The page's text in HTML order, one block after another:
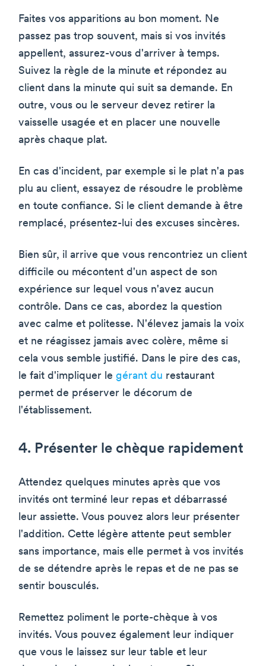
Faites vos apparitions au bon moment. Ne
passez pas trop souvent, mais si vos invités
appellent, assurez-vous d'arriver à temps.
Suivez la règle de la minute et répondez au
client dans la minute qui suit sa demande. En
outre, vous ou le serveur devez retirer la
vaisselle usagée et en placer une nouvelle
après chaque plat.
En cas d'incident, par exemple si le plat n'a pas
plu au client, essayez de résoudre le problème
en toute confiance. Si le client demande à être
remplacé, présentez-lui des excuses sincères.
Bien sûr, il arrive que vous rencontriez un client
difficile ou mécontent d'un aspect de son
expérience sur lequel vous n'avez aucun
contrôle. Dans ce cas, abordez la question
avec calme et politesse. N'élevez jamais la voix
et ne réagissez jamais avec colère, même si
cela vous semble justifié. Dans le pire des cas,
le fait d'impliquer le gérant du restaurant
permet de préserver le décorum de
l'établissement.
4. Présenter le chèque rapidement
Attendez quelques minutes après que vos
invités ont terminé leur repas et débarrassé
leur assiette. Vous pouvez alors leur présenter
l'addition. Cette légère attente peut sembler
sans importance, mais elle permet à vos invités
de se détendre après le repas et de ne pas se
sentir bousculés.
Remettez poliment le porte-chèque à vos
invités. Vous pouvez également leur indiquer
que vous le laissez sur leur table et leur